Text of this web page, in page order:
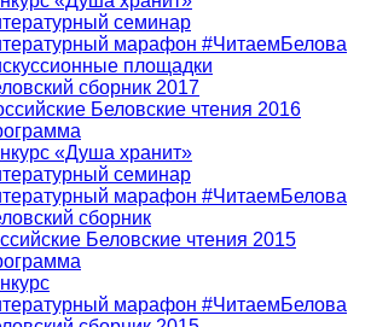
семинар
марафон #ЧитаемБелова
площадки
сборник 2017
Беловские чтения 2016
«Душа хранит»
семинар
марафон #ЧитаемБелова
сборник
Беловские чтения 2015
марафон #ЧитаемБелова